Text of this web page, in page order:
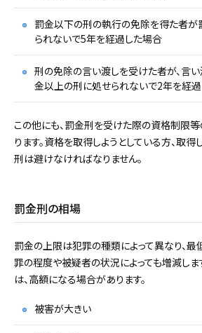
罰金以下の刑の執行の免除を得た者
られないで5年を経過した場合
刑の免除の言い渡しを受けた者が、言
金以上の刑に処せられないで2年を経
この他にも、罰金刑を受けた際の資格制限
ります。資格を取得しようとしている方、取
刑は避けなければなりません。
罰金刑の相場
罰金の上限は犯罪の種類によって異なり、最
罪の程度や被疑者の状況によっても増減しま
は、高額になる場合があります。
被害が大きい